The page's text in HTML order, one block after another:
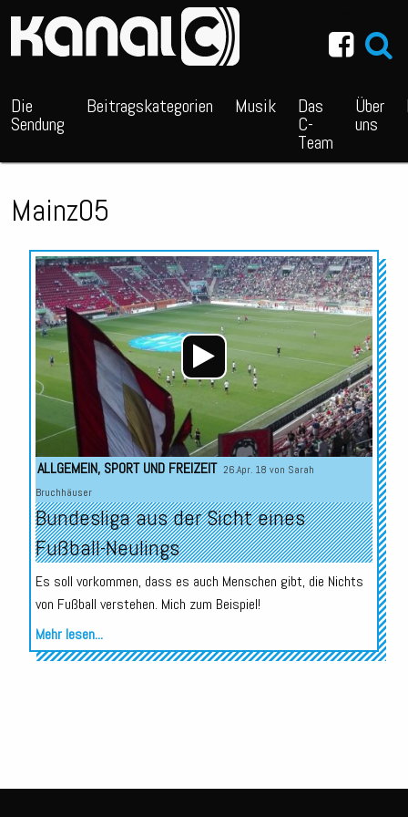
Die
Sendung
Beitragskategorien Musik Das
C-
Team
Über
uns
Mainz05
Audio-
Player
ALLGEMEIN, SPORT UND FREIZEIT 26.Apr. 18 von Sarah
Bruchhäuser
Bundesliga aus der Sicht eines
Fußball-Neulings
Es soll vorkommen, dass es auch Menschen gibt, die Nichts
von Fußball verstehen. Mich zum Beispiel!
Mehr lesen...